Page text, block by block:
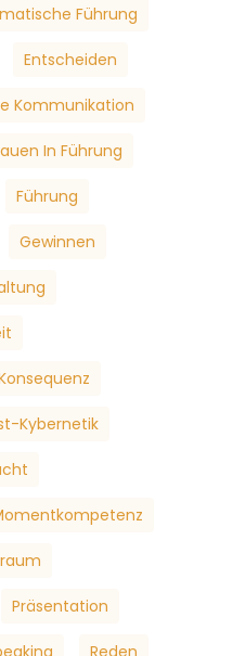
Führung
Entscheiden
Kommunikation
In Führung
Führung
Gewinnen
Kybernetik
Präsentation
Reden